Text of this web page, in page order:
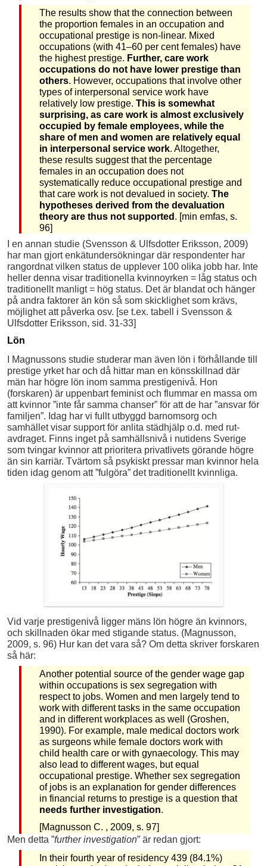
The results show that the connection between
the proportion females in an occupation and
occupational prestige is non-linear. Mixed
occupations (with 41–60 per cent females) have
the highest prestige. Further, care work
occupations do not have lower prestige than
others. However, occupations that involve other
types of interpersonal service work have
relatively low prestige. This is somewhat
surprising, as care work is almost exclusively
occupied by female employees, while the
share of men and women are relatively equal
in interpersonal service work. Altogether,
these results suggest that the percentage
females in an occupation does not
systematically reduce occupational prestige and
that care work is not devalued in society. The
hypotheses derived from the devaluation
theory are thus not supported . [min emfas, s.
96]
I en annan studie (Svensson & Ulfsdotter Eriksson, 2009)
har man gjort enkätundersökningar där respondenter har
rangordnat vilken status de upplever 100 olika jobb har. Inte
heller denna visar traditionella kvinnoyrken = låg status och
traditionellt manligt = hög status. Det är blandat och hänger
på andra faktorer än kön så som skicklighet som krävs,
möjlighet att påverka osv. [se t.ex. tabell i Svensson &
Ulfsdotter Eriksson, sid. 31-33]
Lön
I Magnussons studie studerar man även lön i förhållande till
prestige yrket har och då hittar man en könsskillnad där
män har högre lön inom samma prestigenivå. Hon
(forskaren) är uppenbart feminist och flummar en massa om
att kvinnor ”inte får samma chanser” för att de har ”ansvar för
familjen”. Idag har vi fullt utbyggd barnomsorg och
samhället visar support för anlita städhjälp o.d. med rut-
avdraget. Finns inget på samhällsnivå i nutidens Sverige
som tvingar kvinnor att prioritera privatlivets görande högre
än sin karriär. Tvärtom så psykiskt pressar man kvinnor hela
tiden idag genom att ”fulgöra” det traditionellt kvinnliga.
Vid varje prestigenivå ligger mäns lön högre än kvinnors,
och skillnaden ökar med stigande status. (Magnusson,
2009, s. 96) Hur kan det vara så? Om detta skriver forskaren
så här:
Another potential source of the gender wage gap
within occupations is sex segregation with
respect to jobs. Women and men largely tend to
work with different tasks in the same occupation
and in different workplaces as well (Groshen,
1990). For example, male medical doctors work
as surgeons while female doctors work with
child health care or with gynaecology. This may
also lead to different wages, but equal
occupational prestige. Whether sex segregation
of jobs is an explanation for gender differences
in financial returns to prestige is a question that
needs further investigation.
[Magnusson C. , 2009, s. 97]
Men detta ”further investigation” är redan gjort:
In their fourth year of residency 439 (84.1%)